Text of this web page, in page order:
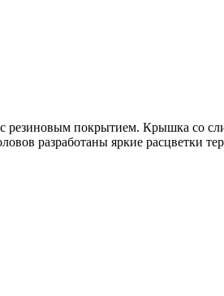
покрытием. Крышка со
разработаны яркие расцветки